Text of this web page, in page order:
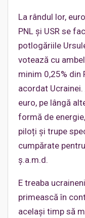
La rândul lor,
PNL și USR se
potlogăriile
votează cu
minim 0,25% din
acordat
euro, pe lângă
formă de
piloți și trupe
cumpărate
ș.a.m.d.
E treaba
primească în
același timp să